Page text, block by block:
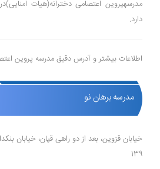
دارد.
اطلاعات بیشتر و آدرس دقیق مدرسه پروین
مدرسه برهان نو
خیابان قزوین، بعد از دو راهی قپان، خیابان
139